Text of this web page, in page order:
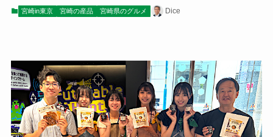
宮崎in東京 宮崎の産品 宮崎県のグルメ Dice